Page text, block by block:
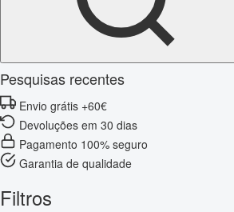
Pesquisas recentes
Envio grátis +60€
Devoluções em 30 dias
Pagamento 100% seguro
Garantia de qualidade
Filtros